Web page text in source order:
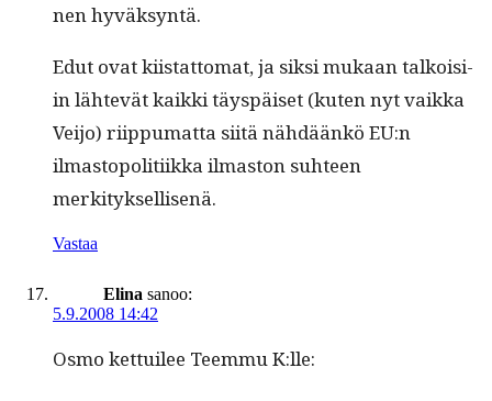
nen hyväksyntä.
Edut ovat kiis­tat­tomat, ja sik­si mukaan talkoisi­
in lähtevät kaik­ki täyspäiset (kuten nyt vaik­ka
Vei­jo) riip­pumat­ta siitä nähdäänkö EU:n
ilmastopoli­ti­ik­ka ilmas­ton suh­teen
merkityksellisenä.
Vastaa
Elina sanoo:
5.9.2008 14:42
Osmo ket­tuilee Teem­mu K:lle: